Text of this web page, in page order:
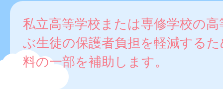
私立高等学校または専修学校の
ぶ生徒の保護者負担を軽減する
料の一部を補助します。